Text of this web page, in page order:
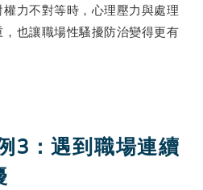
力不對等時，心理壓力與處理
也讓職場性騷擾防治變得更有
3：遇到職場連續